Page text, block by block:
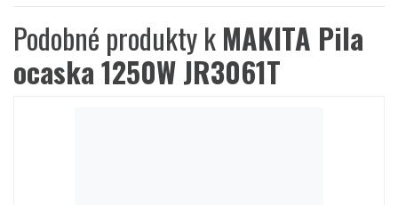
Podobné produkty kMAKITA Pila
ocaska 1250W JR3061T